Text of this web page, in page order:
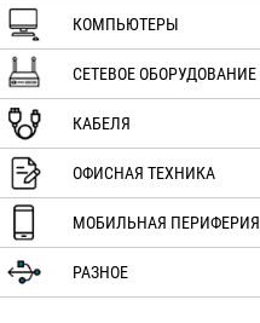
КОМПЬЮТЕРЫ
СЕТЕВОЕ ОБОРУДОВАНИЕ
КАБЕЛЯ
ОФИСНАЯ ТЕХНИКА
МОБИЛЬНАЯ ПЕРИФЕРИЯ
РАЗНОЕ